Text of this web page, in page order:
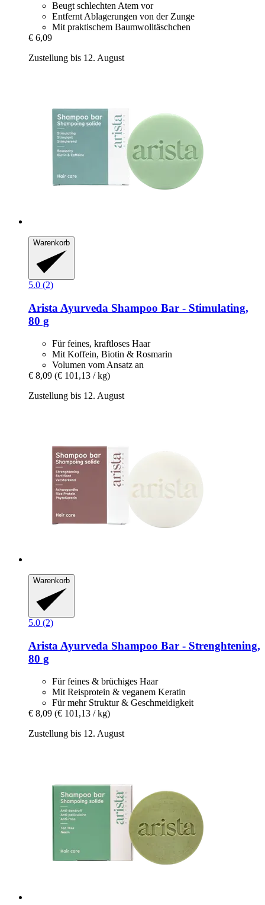
Beugt schlechten Atem vor
Entfernt Ablagerungen von der Zunge
Mit praktischem Baumwolltäschchen
€ 6,09
Zustellung bis 12. August
Warenkorb
5.0 (2)
Arista Ayurveda Shampoo Bar -​ Stimulating,
80 g
Für feines, kraftloses Haar
Mit Koffein, Biotin & Rosmarin
Volumen vom Ansatz an
€ 8,09 (€ 101,13 / kg)
Zustellung bis 12. August
Warenkorb
5.0 (2)
Arista Ayurveda Shampoo Bar -​ Strenghtening,
80 g
Für feines & brüchiges Haar
Mit Reisprotein & veganem Keratin
Für mehr Struktur & Geschmeidigkeit
€ 8,09 (€ 101,13 / kg)
Zustellung bis 12. August